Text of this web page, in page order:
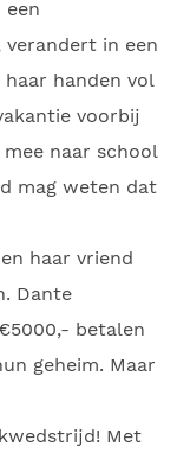
een
in een
handen vol
voorbij
naar school
mag weten dat
haar vriend
Dante
betalen
geheim. Maar
Met